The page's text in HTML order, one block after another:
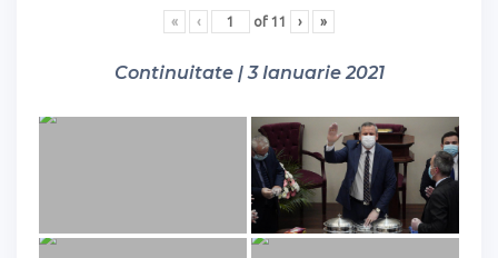
« ‹ of 11 › »
Continuitate | 3 Ianuarie 2021